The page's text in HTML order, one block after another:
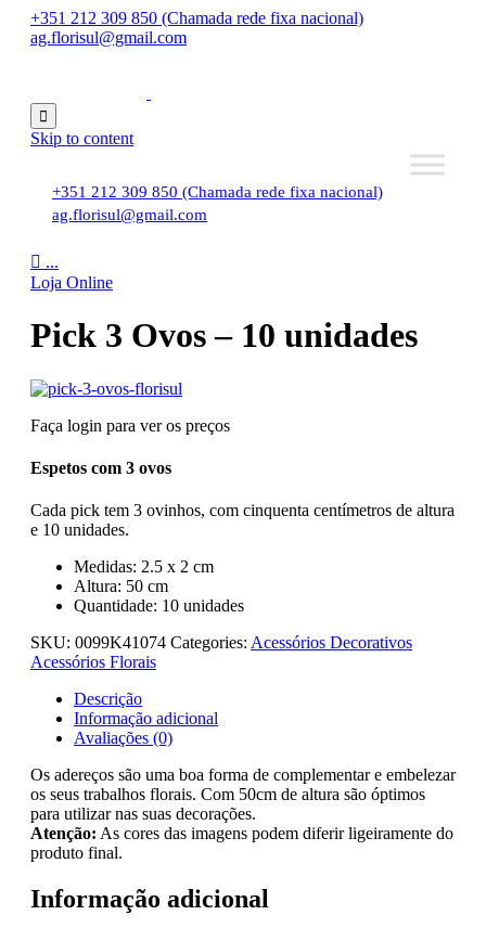
+351 212 309 850 (Chamada rede fixa nacional)
ag.florisul@gmail.com

Skip to content
+351 212 309 850 (Chamada rede fixa nacional)
ag.florisul@gmail.com
 ...
Loja Online
Pick 3 Ovos – 10 unidades
Faça login para ver os preços
Espetos com 3 ovos
Cada pick tem 3 ovinhos, com cinquenta centímetros de altura
e 10 unidades.
Medidas: 2.5 x 2 cm
Altura: 50 cm
Quantidade: 10 unidades
SKU: 0099K41074 Categories: Acessórios Decorativos
Acessórios Florais
Descrição
Informação adicional
Avaliações (0)
Os adereços são uma boa forma de complementar e embelezar
os seus trabalhos florais. Com 50cm de altura são óptimos
para utilizar nas suas decorações.
Atenção: As cores das imagens podem diferir ligeiramente do
produto final.
Informação adicional